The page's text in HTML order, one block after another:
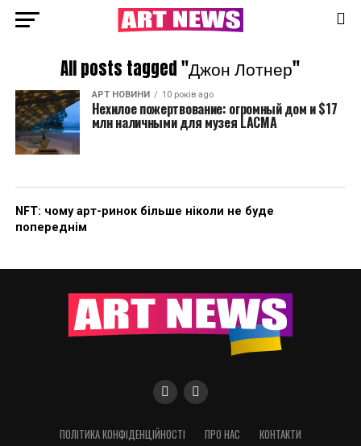
All posts tagged "Джон Лотнер"
АРТ НОВИНИ 10 років ago
Нехилое пожертвование: огромный дом и $17
млн наличными для музея LACMA
NFT: чому арт-ринок більше ніколи не буде
попереднім
ПОЛІТИКА КОНФІДЕНЦІЙНОСТІ ПРО НАС КОНТАКТИ